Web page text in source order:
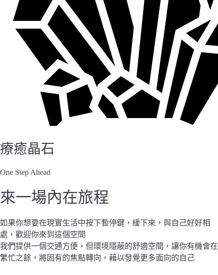
療癒晶石
One Step Ahead
來一場內在旅程
如果你想要在現實生活中按下暫停鍵，緩下來，與自己好好相
處，歡迎你來到這個空間
我們提供一個交通方便，但環境隱蔽的舒適空間，讓你有機會在
繁忙之餘，將固有的焦點轉向，藉以發覺更多面向的自己